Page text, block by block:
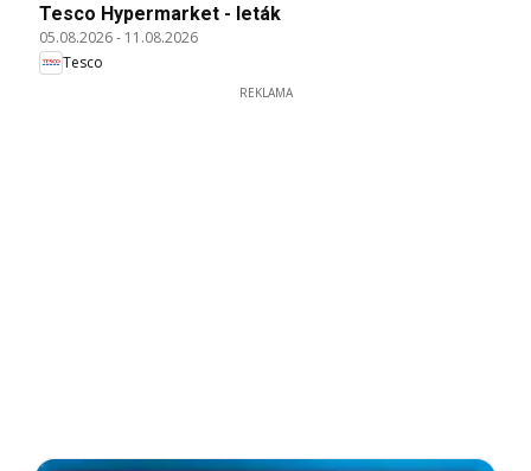
Tesco Hypermarket - leták
05.08.2026- 11.08.2026
Tesco
REKLAMA